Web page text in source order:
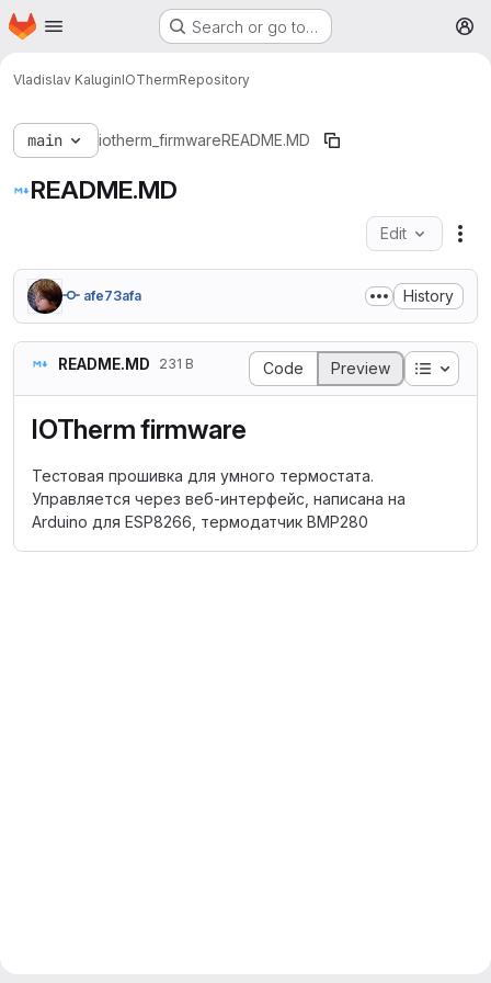
Skip to main content
Homepage Search or go to…
Vladislav KaluginIOThermRepository
main iotherm_firmwareREADME.MD
README.MD
Edit
afe73afa History
README.MD 231 B Code Preview Table
IOTherm firmware
Тестовая прошивка для умного термостата.
Управляется через веб-интерфейс, написана на
Arduino для ESP8266, термодатчик BMP280